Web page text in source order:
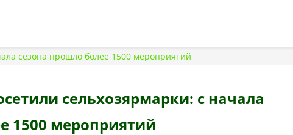
сезона прошло более 1500 мероприятий
сельхозярмарки: с начала
1500 мероприятий